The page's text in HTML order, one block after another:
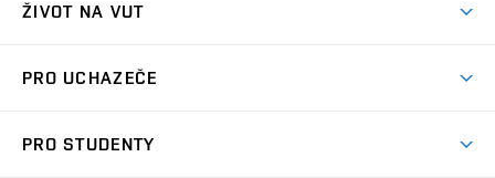
ŽIVOT NA VUT
Koleje
PRO UCHAZEČE
PRO STUDENTY